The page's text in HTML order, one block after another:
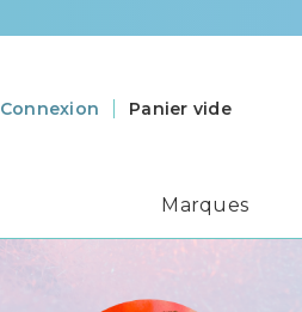
Connexion Panier vide
Marques